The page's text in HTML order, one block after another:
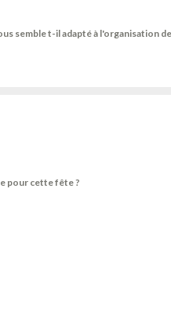
semble t-il adapté à l'organisation de
pour cette fête ?